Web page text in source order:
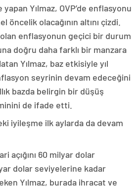
Yılmaz, OVP’de enflasyonu
öncelik olacağının altını çizdi.
olan enflasyonun geçici bir durum
doğru daha farklı bir manzara
Yılmaz, baz etkisiyle yıl
seyrinin devam edeceğini
bazda belirgin bir düşüş
de ifade etti.
iyileşme ilk aylarda da devam
açığını 60 milyar dolar
dolar seviyelerine kadar
Yılmaz, burada ihracat ve